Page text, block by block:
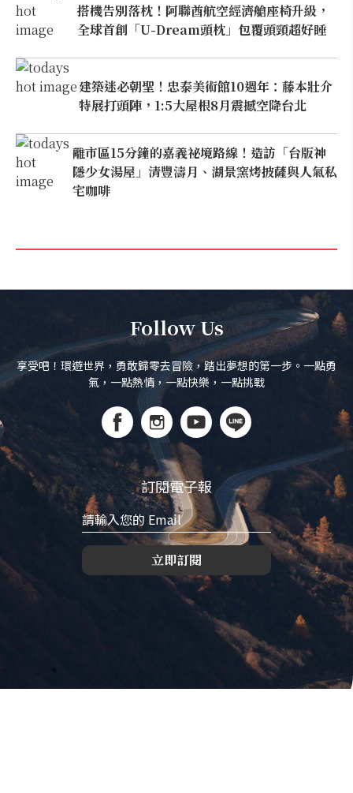
搭機告別落枕！阿聯酋航空經濟艙座椅升級，
全球首創「U-Dream頭枕」包覆頭頸超好睡
建築迷必朝聖！忠泰美術館10週年：藤本壯介
特展打頭陣，1:5大屋根8月震撼空降台北
離市區15分鐘的嘉義祕境路線！造訪「台版神
隱少女湯屋」清豐濤月、湖景窯烤披薩與人氣私
宅咖啡
Follow Us
享受吧！環遊世界，勇敢歸零去冒險，踏出夢想的第一步。一點勇
氣，一點熱情，一點快樂，一點挑戰
訂閱電子報
立即訂閱